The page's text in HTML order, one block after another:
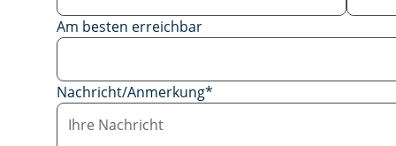
Am besten erreichbar
Nachricht/Anmerkung*